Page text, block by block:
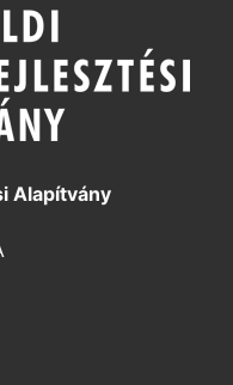
Alapítvány